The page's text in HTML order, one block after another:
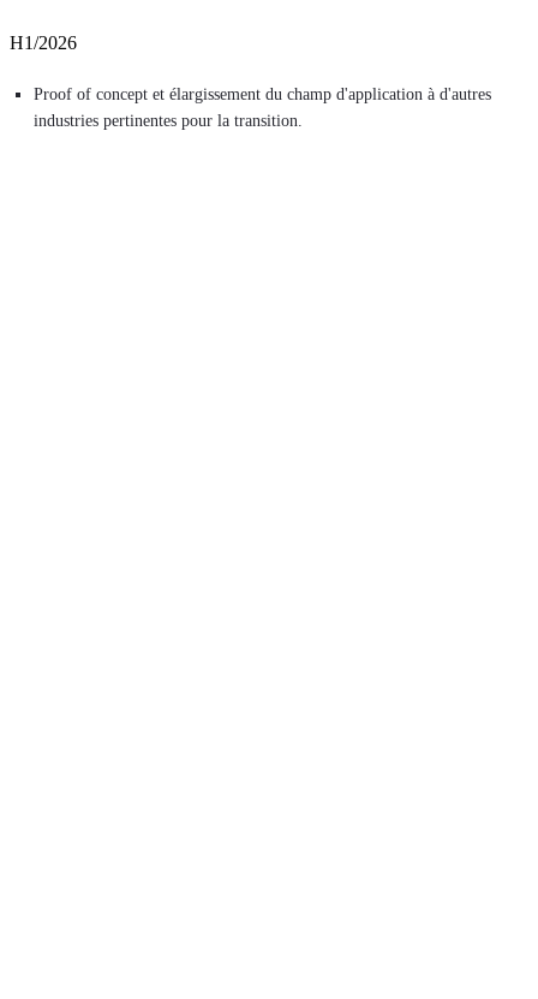
H1/2026
Proof of concept et élargissement du champ d'application à d'autres
industries pertinentes pour la transition.